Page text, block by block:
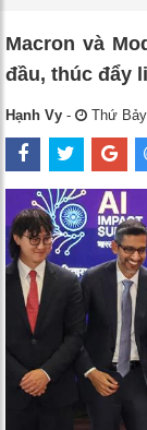
Macron và
đầu, thúc đẩy
Hạnh Vy - Thứ